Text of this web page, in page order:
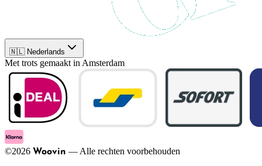
🇳🇱 Nederlands
Met trots gemaakt in Amsterdam
©2026 Woovin — Alle rechten voorbehouden